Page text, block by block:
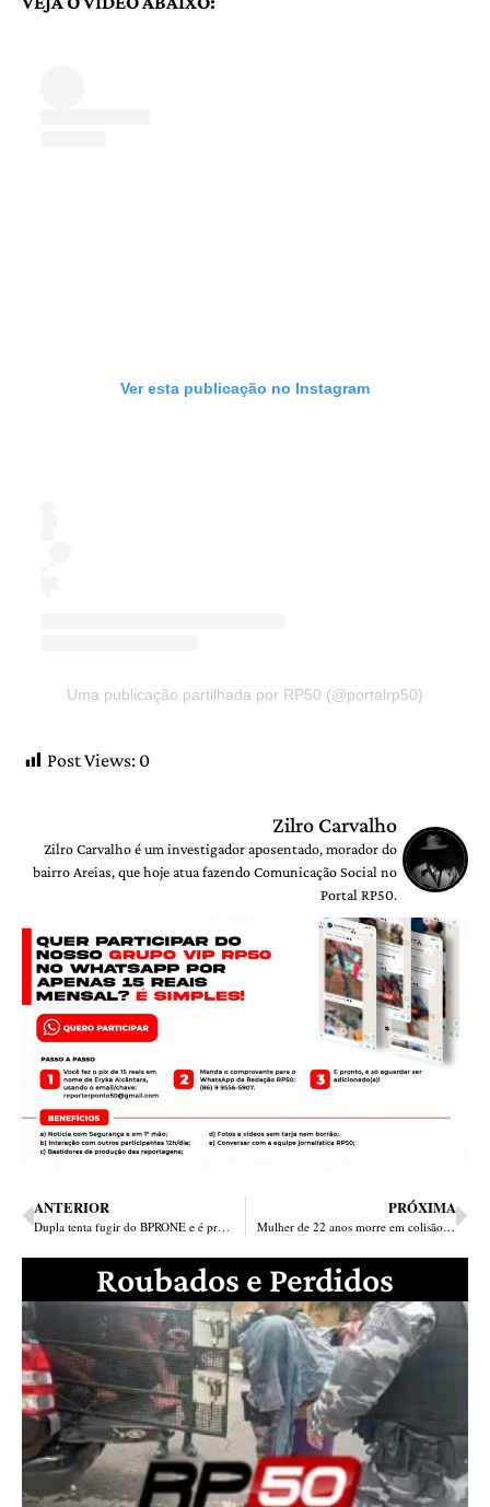
Ver esta publicação no Instagram
Uma publicação partilhada por RP50 (@portalrp50)
Post Views: 0
Zilro Carvalho
Zilro Carvalho é um investigador aposentado, morador do
bairro Areias, que hoje atua fazendo Comunicação Social no
Portal RP50.
ANTERIOR
Dupla tenta fugir do BPRONE e é presa com moto, arma e celulares roubados
PRÓXIMA
Mulher de 22 anos morre em colisão entre moto e carro no Lourival Parente
Roubados e Perdidos